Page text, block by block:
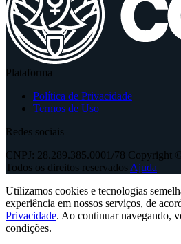
Plataforma
Política de Privacidade
Termos de Uso
Redes sociais
CNPJ: 28.289.385.0001/78 Copyright
Todos os direitos reservados Ajuda
Utilizamos cookies e tecnologias
experiência em nossos serviços, de
Privacidade. Ao continuar navegando,
condições.